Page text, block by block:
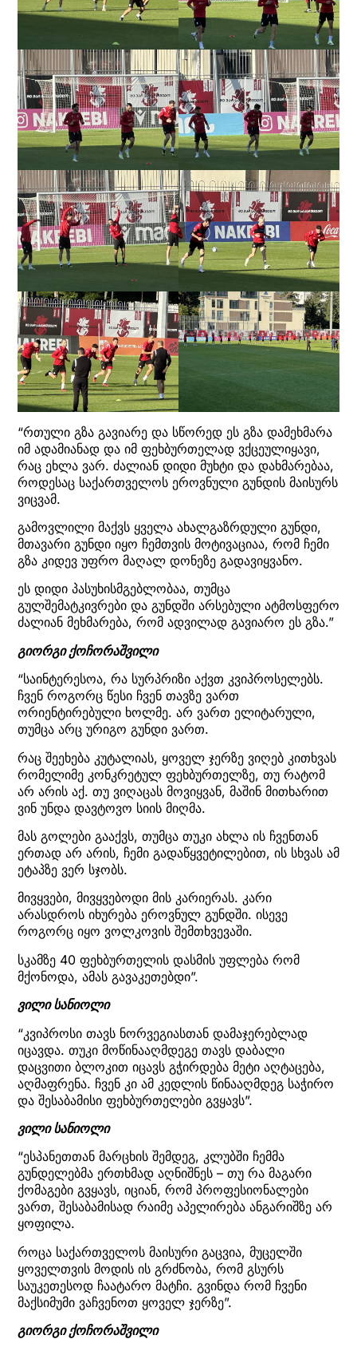
“რთული გზა გავიარე და სწორედ ეს გზა დამეხმარა
იმ ადამიანად და იმ ფეხბურთელად ვქცეულიყავი,
რაც ეხლა ვარ. ძალიან დიდი მუხტი და დახმარებაა,
როდესაც საქართველოს ეროვნული გუნდის მაისურს
ვიცვამ.
გამოვლილი მაქვს ყველა ახალგაზრდული გუნდი,
მთავარი გუნდი იყო ჩემთვის მოტივაციაა, რომ ჩემი
გზა კიდევ უფრო მაღალ დონეზე გადავიყვანო.
ეს დიდი პასუხისმგებლობაა, თუმცა
გულშემატკივრები და გუნდში არსებული ატმოსფერო
ძალიან მეხმარება, რომ ადვილად გავიარო ეს გზა.”
გიორგი ქოჩორაშვილი
“საინტერესოა, რა სურპრიზი აქვთ კვიპროსელებს.
ჩვენ როგორც წესი ჩვენ თავზე ვართ
ორიენტირებული ხოლმე. არ ვართ ელიტარული,
თუმცა არც ურიგო გუნდი ვართ.
რაც შეეხება კუტალიას, ყოველ ჯერზე ვიღებ კითხვას
რომელიმე კონკრეტულ ფეხბურთელზე, თუ რატომ
არ არის აქ. თუ ვიღაცას მოვიყვან, მაშინ მითხარით
ვინ უნდა დავტოვო სიის მიღმა.
მას გოლები გააქვს, თუმცა თუკი ახლა ის ჩვენთან
ერთად არ არის, ჩემი გადაწყვეტილებით, ის სხვას ამ
ეტაპზე ვერ სჯობს.
მივყვები, მივყვებოდი მის კარიერას. კარი
არასდროს იხურება ეროვნულ გუნდში. ისევე
როგორც იყო ვოლკოვის შემთხვევაში.
სკამზე 40 ფეხბურთელის დასმის უფლება რომ
მქონოდა, ამას გავაკეთებდი”.
ვილი სანიოლი
“კვიპროსი თავს ნორვეგიასთან დამაჯერებლად
იცავდა. თუკი მოწინააღმდეგე თავს დაბალი
დაცვითი ბლოკით იცავს გჭირდება მეტი აღტაცება,
აღმაფრენა. ჩვენ კი ამ კედლის წინააღმდეგ საჭირო
და შესაბამისი ფეხბურთელები გვყავს”.
ვილი სანიოლი
“ესპანეთთან მარცხის შემდეგ, კლუბში ჩემმა
გუნდელებმა ერთხმად აღნიშნეს – თუ რა მაგარი
ქომაგები გვყავს, იციან, რომ პროფესიონალები
ვართ, შესაბამისად რაიმე აპელირება ანგარიშზე არ
ყოფილა.
როცა საქართველოს მაისური გაცვია, მუცელში
ყოველთვის მოდის ის გრძნობა, რომ გსურს
საუკეთესოდ ჩაატარო მატჩი. გვინდა რომ ჩვენი
მაქსიმუმი ვაჩვენოთ ყოველ ჯერზე”.
გიორგი ქოჩორაშვილი